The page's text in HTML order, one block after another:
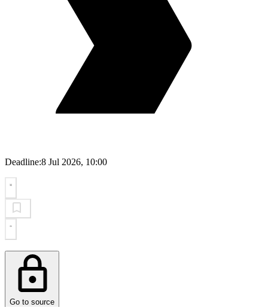
Deadline:8 Jul 2026, 10:00
Go to source